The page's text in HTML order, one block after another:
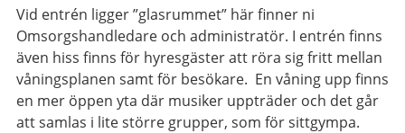
Vid entrén ligger ”glasrummet” här finner ni
Omsorgshandledare och administratör. I entrén finns
även hiss finns för hyresgäster att röra sig fritt mellan
våningsplanen samt för besökare. En våning upp finns
en mer öppen yta där musiker uppträder och det går
att samlas i lite större grupper, som för sittgympa.